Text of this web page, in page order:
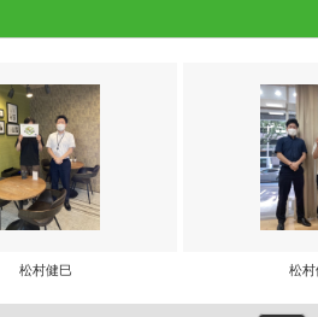
松村健巳 松村